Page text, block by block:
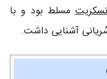
مسلط بود و با
آشنایی داشت.